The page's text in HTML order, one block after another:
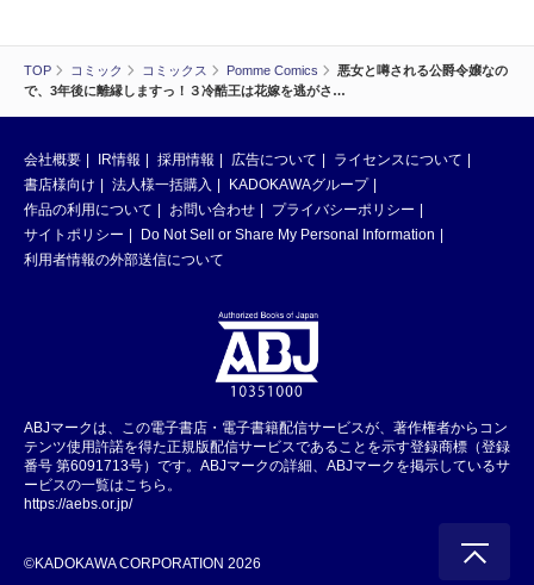
TOP コミック コミックス Pomme Comics
悪女と噂される公爵令嬢なの
で、3年後に離縁しますっ！３冷酷王は花嫁を逃がさ…
会社概要 IR情報 採用情報 広告について
ライセンスについて
書店様向け
法人様一括購入
KADOKAWAグループ
作品の利用について
お問い合わせ
プライバシーポリシー
サイトポリシー
Do Not Sell or Share My Personal Information
利用者情報の外部送信について
ABJマークは、この電子書店・電子書籍配信サービスが、著作権者からコン
テンツ使用許諾を得た正規版配信サービスであることを示す登録商標（登録
番号 第6091713号）です。ABJマークの詳細、ABJマークを掲示しているサ
ービスの一覧はこちら。
https://aebs.or.jp/
©KADOKAWA CORPORATION 2026